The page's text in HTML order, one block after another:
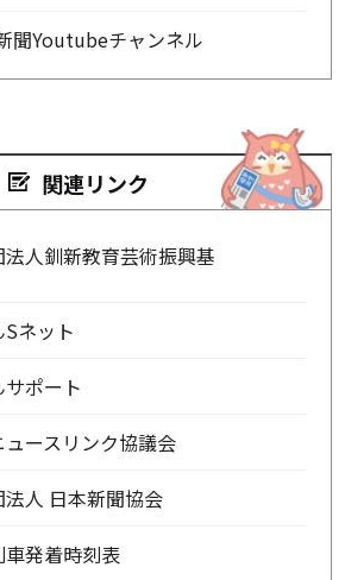
聞Youtubeチャンネル
関連リンク
法人釧新教育芸術振興基
ネット
ポート
ースリンク協議会
法人 日本新聞協会
車発着時刻表